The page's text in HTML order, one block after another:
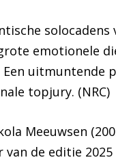
emotionele
uitmuntende
topjury. (NRC)
Meeuwsen
van de editie